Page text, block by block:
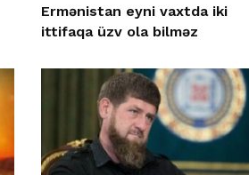
Ermənistan eyni vaxtda iki
ittifaqa üzv ola bilməz